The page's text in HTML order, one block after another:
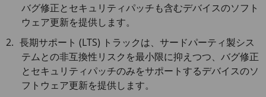
バグ修正とセキュリティパッチも含むデバイスのソフト
ウェア更新を提供します。
長期サポート (LTS) トラックは、サードパーティ製シス
テムとの非互換性リスクを最小限に抑えつつ、バグ修正
とセキュリティパッチのみをサポートするデバイスのソ
フトウェア更新を提供します。